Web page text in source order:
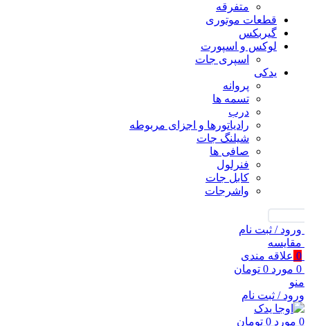
متفرقه
قطعات موتوری
گیربکس
لوکس و اسپورت
اسپری جات
یدکی
پروانه
تسمه ها
درب
رادیاتورها و اجزای مربوطه
شیلنگ جات
صافی ها
فنرلول
کابل جات
واشرجات
ورود / ثبت نام
مقايسه
0 علاقه مندی
0 مورد 0 تومان
منو
ورود / ثبت نام
0 مورد 0 تومان